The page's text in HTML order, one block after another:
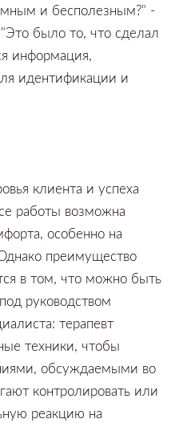
и бесполезным?" -
было то, что сделал
информация,
идентификации и
клиента и успеха
работы возможна
особенно на
преимущество
в том, что можно быть
руководством
терапевт
техники, чтобы
обсуждаемыми во
контролировать или
реакцию на